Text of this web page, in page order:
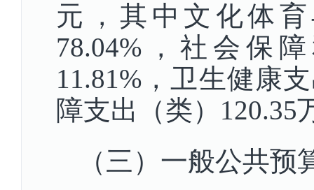
元，其中文化体
78.04%，社会保
11.81%，卫生健康
障支出（类）120.35
（三）一般公共